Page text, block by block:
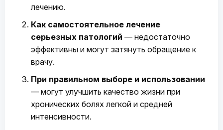
лечению.
Как самостоятельное лечение
серьезных патологий — недостаточно
эффективны и могут затянуть обращение к
врачу.
При правильном выборе и использовании
— могут улучшить качество жизни при
хронических болях легкой и средней
интенсивности.